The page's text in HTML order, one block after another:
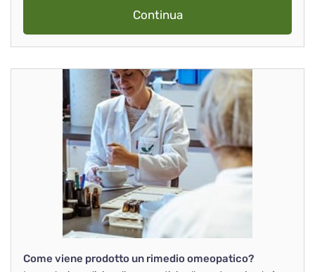
Continua
Come viene prodotto un rimedio omeopatico?